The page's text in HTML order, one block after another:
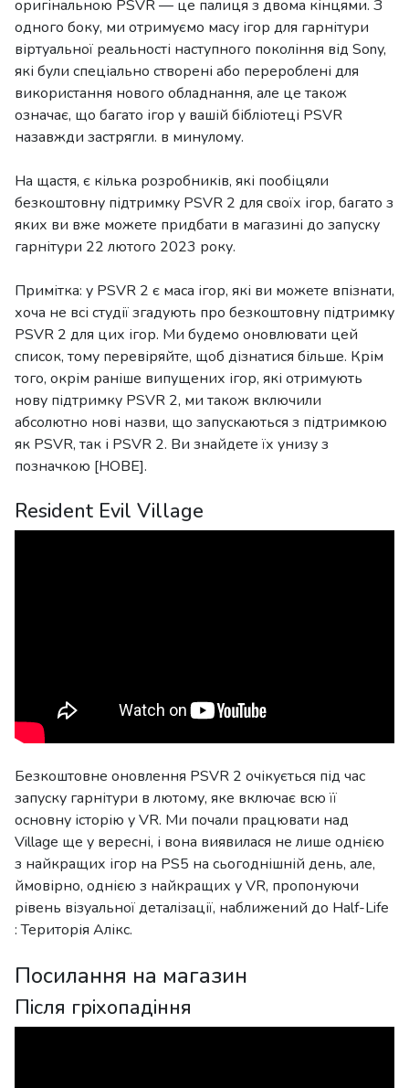
оригінальною PSVR — це палиця з двома кінцями. З
одного боку, ми отримуємо масу ігор для гарнітури
віртуальної реальності наступного покоління від Sony,
які були спеціально створені або перероблені для
використання нового обладнання, але це також
означає, що багато ігор у вашій бібліотеці PSVR
назавжди застрягли. в минулому.
На щастя, є кілька розробників, які пообіцяли
безкоштовну підтримку PSVR 2 для своїх ігор, багато з
яких ви вже можете придбати в магазині до запуску
гарнітури 22 лютого 2023 року.
Примітка: у PSVR 2 є маса ігор, які ви можете впізнати,
хоча не всі студії згадують про безкоштовну підтримку
PSVR 2 для цих ігор. Ми будемо оновлювати цей
список, тому перевіряйте, щоб дізнатися більше. Крім
того, окрім раніше випущених ігор, які отримують
нову підтримку PSVR 2, ми також включили
абсолютно нові назви, що запускаються з підтримкою
як PSVR, так і PSVR 2. Ви знайдете їх унизу з
позначкою [НОВЕ].
Resident Evil Village
Безкоштовне оновлення PSVR 2 очікується під час
запуску гарнітури в лютому, яке включає всю її
основну історію у VR. Ми почали працювати над
Village ще у вересні, і вона виявилася не лише однією
з найкращих ігор на PS5 на сьогоднішній день, але,
ймовірно, однією з найкращих у VR, пропонуючи
рівень візуальної деталізації, наближений до Half-Life
: Територія Алікс.
Посилання на магазин
Після гріхопадіння